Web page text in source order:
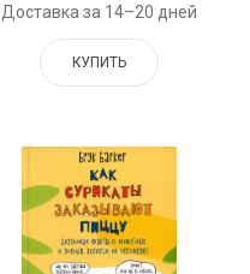
Доставка за 14–20 дней
КУПИТЬ